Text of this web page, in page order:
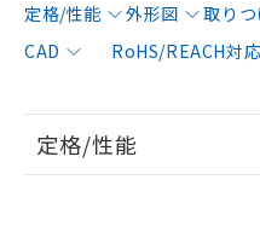
定格/性能 外形図 取り
CAD
RoHS/REACH対
定格/性能